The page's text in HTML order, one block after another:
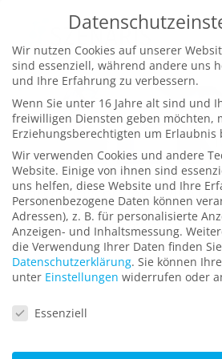
springen
Forschungsprojekt
Virtual Reality, Augmented
zur Planung und Durchführung
sowie zur Aus- und
Wir nutzen Cookies auf unserer
sind essenziell, während andere uns
und Ihre Erfahrung zu verbessern.
Wenn Sie unter 16 Jahre alt sind und
freiwilligen Diensten geben möchten,
Erziehungsberechtigten um Erlaubnis
Wir verwenden Cookies und andere
Website. Einige von ihnen sind
uns helfen, diese Website und Ihre
Personenbezogene Daten können
Adressen), z. B. für personalisierte
Anzeigen- und Inhaltsmessung.
die Verwendung Ihrer Daten finden
Datenschutzerklärung. Sie können
unter Einstellungen widerrufen oder
Datenschutzeinstellungen
Essenziell